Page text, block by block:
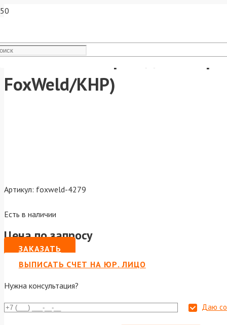
FoxWeld Аппарат для
FoxWeld/КНР)
Артикул: foxweld-4279
Есть в наличии
Цена по запросу
ЗАКАЗАТЬ
ВЫПИСАТЬ СЧЕТ НА ЮР. ЛИЦО
Нужна консультация?
Даю